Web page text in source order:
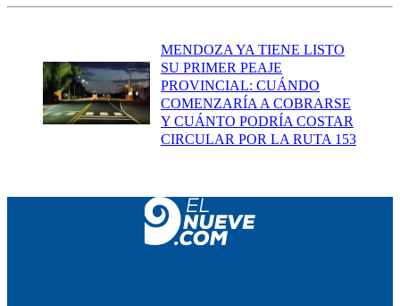
MENDOZA YA TIENE LISTO
SU PRIMER PEAJE
PROVINCIAL: CUÁNDO
COMENZARÍA A COBRARSE
Y CUÁNTO PODRÍA COSTAR
CIRCULAR POR LA RUTA 153